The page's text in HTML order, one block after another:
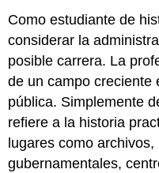
Como estudiante de
considerar la
posible carrera. La
de un campo creciente
pública. Simplemente
refiere a la historia
lugares como
gubernamentales,